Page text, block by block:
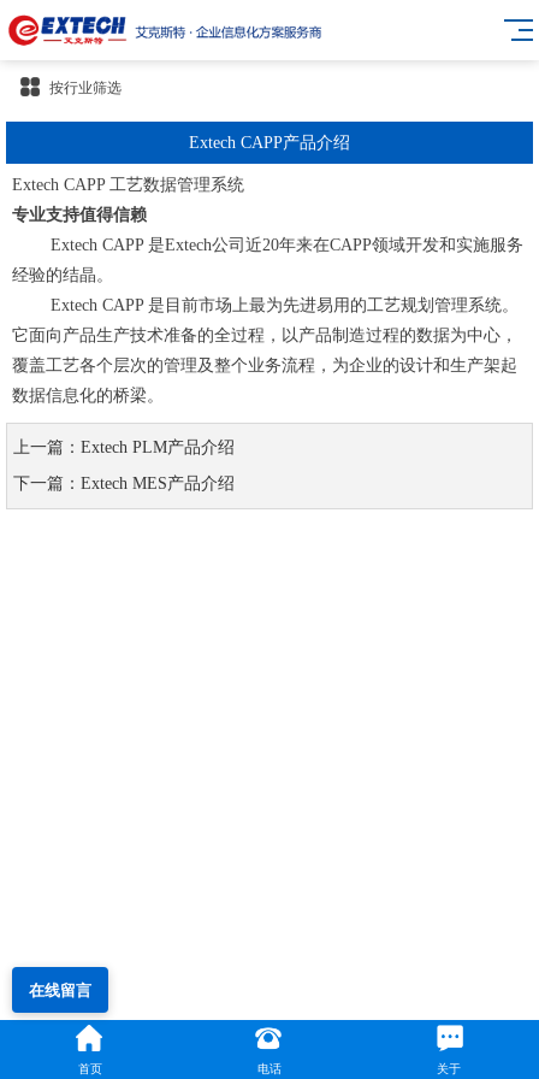
按行业筛选
Extech CAPP产品介绍
Extech CAPP 工艺数据管理系统
专业支持值得信赖
Extech CAPP 是Extech公司近20年来在CAPP领域开发和实施服务
经验的结晶。
Extech CAPP 是目前市场上最为先进易用的工艺规划管理系统。
它面向产品生产技术准备的全过程，以产品制造过程的数据为中心，
覆盖工艺各个层次的管理及整个业务流程，为企业的设计和生产架起
数据信息化的桥梁。
上一篇：Extech PLM产品介绍
下一篇：Extech MES产品介绍
首页 电话 关于
在线留言